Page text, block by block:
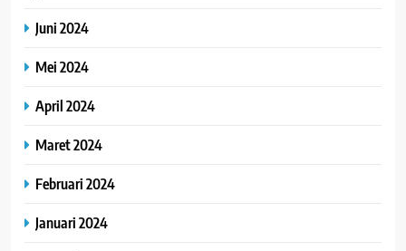
Juni 2024
Mei 2024
April 2024
Maret 2024
Februari 2024
Januari 2024